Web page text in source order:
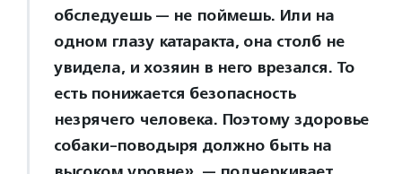
обследуешь — не поймешь. Или на
одном глазу катаракта, она столб не
увидела, и хозяин в него врезался. То
есть понижается безопасность
незрячего человека. Поэтому здоровье
собаки-поводыря должно быть на